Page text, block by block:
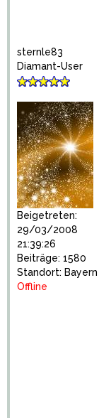
sternle83
Diamant-User
Beigetreten:
29/03/2008
21:39:26
Beiträge: 1580
Standort: Bayern
Offline